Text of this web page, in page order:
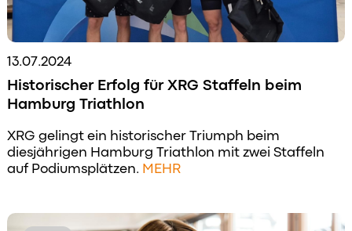
13.07.2024
Historischer Erfolg für XRG Staffeln beim
Hamburg Triathlon
XRG gelingt ein historischer Triumph beim
diesjährigen Hamburg Triathlon mit zwei Staffeln
auf Podiumsplätzen. MEHR